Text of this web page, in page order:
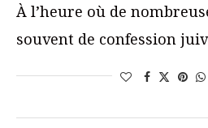
À l’heure où de
souvent de confession